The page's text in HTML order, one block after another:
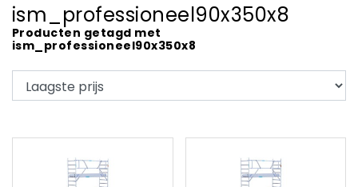
ism_professioneel90x350x8
Producten getagd met
ism_professioneel90x350x8